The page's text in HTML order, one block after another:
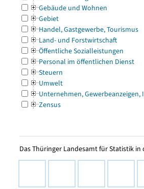
Gebäude und Wohnen
Gebiet
Handel, Gastgewerbe, Tourismus
Land- und Forstwirtschaft
Öffentliche Sozialleistungen
Personal im öffentlichen Dienst
Steuern
Umwelt
Unternehmen, Gewerbeanzeigen,
Zensus
Das Thüringer Landesamt für Statistik